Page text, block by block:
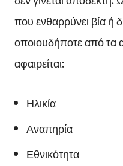
που ενθαρρύνει βία ή
οποιουδήποτε από τα
αφαιρείται:
Ηλικία
Αναπηρία
Εθνικότητα